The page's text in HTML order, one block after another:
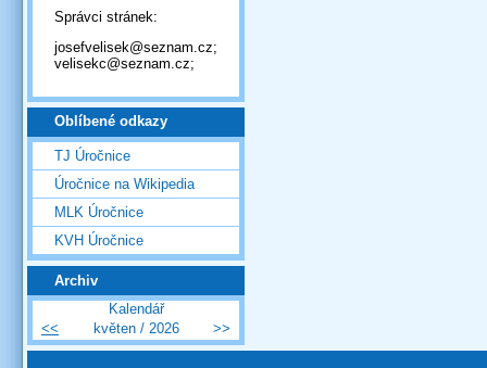
Správci stránek:
josefvelisek@seznam.cz;
velisekc@seznam.cz;
Oblíbené odkazy
TJ Úročnice
Úročnice na Wikipedia
MLK Úročnice
KVH Úročnice
Archiv
Kalendář
<<
květen / 2026 >>